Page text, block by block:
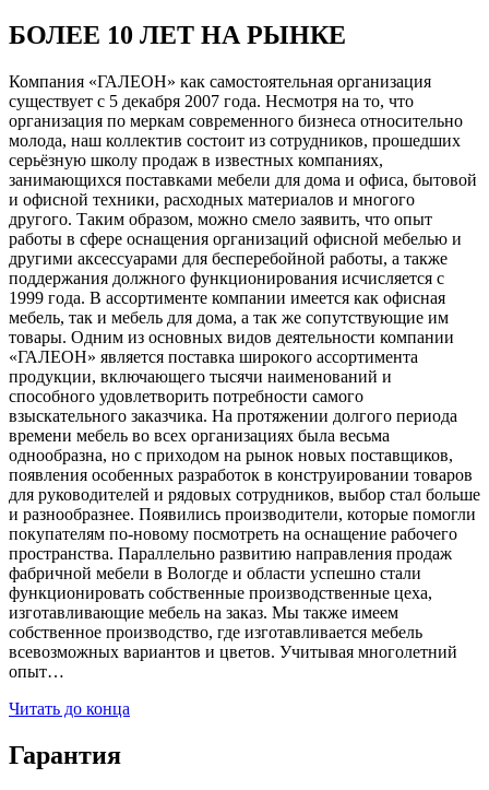
БОЛЕЕ 10 ЛЕТ НА РЫНКЕ
Компания «ГАЛЕОН» как самостоятельная организация
существует с 5 декабря 2007 года. Несмотря на то, что
организация по меркам современного бизнеса относительно
молода, наш коллектив состоит из сотрудников, прошедших
серьёзную школу продаж в известных компаниях,
занимающихся поставками мебели для дома и офиса, бытовой
и офисной техники, расходных материалов и многого
другого. Таким образом, можно смело заявить, что опыт
работы в сфере оснащения организаций офисной мебелью и
другими аксессуарами для бесперебойной работы, а также
поддержания должного функционирования исчисляется с
1999 года. В ассортименте компании имеется как офисная
мебель, так и мебель для дома, а так же сопутствующие им
товары. Одним из основных видов деятельности компании
«ГАЛЕОН» является поставка широкого ассортимента
продукции, включающего тысячи наименований и
способного удовлетворить потребности самого
взыскательного заказчика. На протяжении долгого периода
времени мебель во всех организациях была весьма
однообразна, но с приходом на рынок новых поставщиков,
появления особенных разработок в конструировании товаров
для руководителей и рядовых сотрудников, выбор стал больше
и разнообразнее. Появились производители, которые помогли
покупателям по-новому посмотреть на оснащение рабочего
пространства. Параллельно развитию направления продаж
фабричной мебели в Вологде и области успешно стали
функционировать собственные производственные цеха,
изготавливающие мебель на заказ. Мы также имеем
собственное производство, где изготавливается мебель
всевозможных вариантов и цветов. Учитывая многолетний
опыт…
Читать до конца
Гарантия